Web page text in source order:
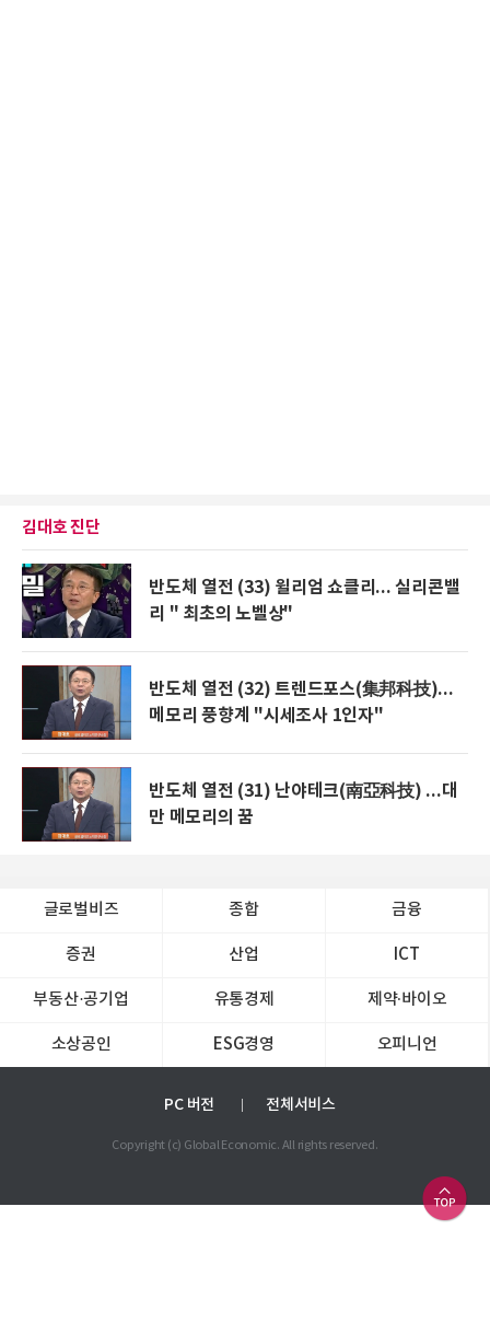
김대호 진단
반도체 열전 (33) 윌리엄 쇼클리... 실리콘밸
리 " 최초의 노벨상"
반도체 열전 (32) 트렌드포스(集邦科技)...
메모리 풍향계 "시세조사 1인자"
반도체 열전 (31) 난야테크(南亞科技) ...대
만 메모리의 꿈
글로벌비즈 종합 금융
증권 산업 ICT
부동산·공기업 유통경제 제약∙바이오
소상공인 ESG경영 오피니언
PC 버전 전체서비스
Copyright (c) Global Economic. All rights reserved.